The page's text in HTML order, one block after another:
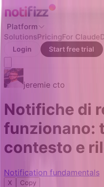
Platform
SolutionsPricingFor Claude
Login Start free trial
jeremie cto
Notifiche di
funzionano:
contesto e
Notification fundamentals
X Copy